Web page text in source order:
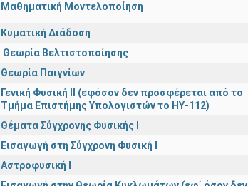
Μαθηματική Μοντελοποίηση
Κυματική Διάδοση
Θεωρία Βελτιστοποίησης
Θεωρία Παιγνίων
Γενική Φυσική ΙΙ (εφόσον δεν προσφέρεται από το
Τμήμα Επιστήμης Υπολογιστών το ΗΥ-112)
Θέματα Σύγχρονης Φυσικής Ι
Εισαγωγή στη Σύγχρονη Φυσική Ι
Αστροφυσική Ι